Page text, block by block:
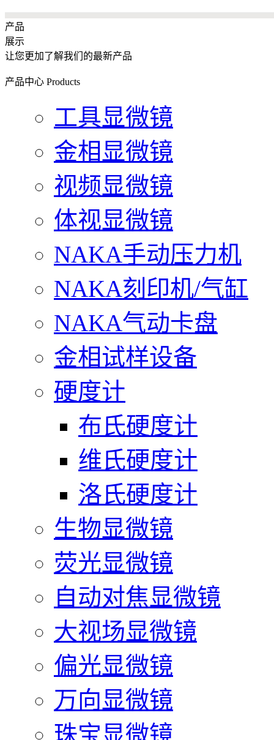
产品
展示
让您更加了解我们的最新产品
产品中心 Products
工具显微镜
金相显微镜
视频显微镜
体视显微镜
NAKA手动压力机
NAKA刻印机/气缸
NAKA气动卡盘
金相试样设备
硬度计
布氏硬度计
维氏硬度计
洛氏硬度计
生物显微镜
荧光显微镜
自动对焦显微镜
大视场显微镜
偏光显微镜
万向显微镜
珠宝显微镜